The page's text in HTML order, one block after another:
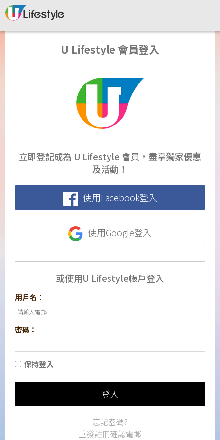
U Lifestyle 會員登入
立即登記成為 U Lifestyle 會員，盡享獨家優惠
及活動！
使用Facebook登入
使用Google登入
或使用U Lifestyle帳戶登入
用戶名：
密碼：
保持登入
登入
忘記密碼?
重發註冊確認電郵